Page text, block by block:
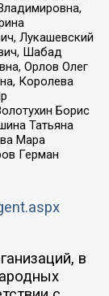
Лукашевский
Шабад
Орлов Олег
Королева
Борис
Татьяна
Мара
Герман
в